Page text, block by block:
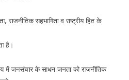
राजनीतिक सहभागिता व राष्ट्रीय हित के
है।
में जनसंचार के साधन जनता को राजनीतिक